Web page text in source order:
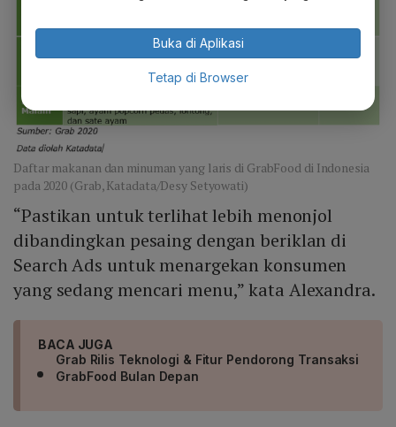
Daftar makanan dan minuman yang laris di GrabFood di Indonesia
pada 2020 (Grab, Katadata/Desy Setyowati)
“Pastikan untuk terlihat lebih menonjol
dibandingkan pesaing dengan beriklan di
Search Ads untuk menargekan konsumen
yang sedang mencari menu,” kata Alexandra.
BACA JUGA
Grab Rilis Teknologi & Fitur Pendorong Transaksi
GrabFood Bulan Depan
Buka di Aplikasi
Tetap di Browser